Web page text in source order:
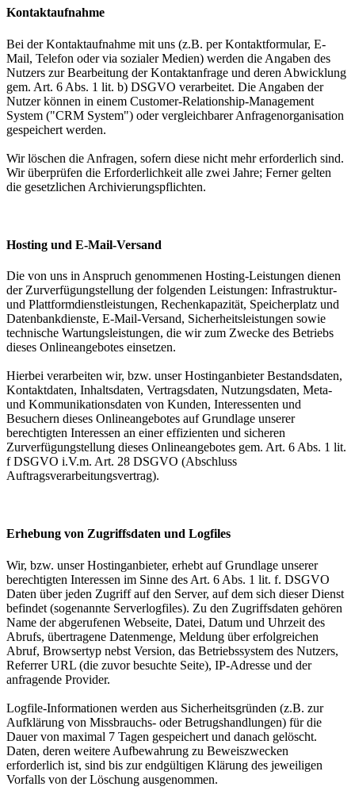
Kontaktaufnahme
Bei der Kontaktaufnahme mit uns (z.B. per Kontaktformular, E-
Mail, Telefon oder via sozialer Medien) werden die Angaben des
Nutzers zur Bearbeitung der Kontaktanfrage und deren Abwicklung
gem. Art. 6 Abs. 1 lit. b) DSGVO verarbeitet. Die Angaben der
Nutzer können in einem Customer-Relationship-Management
System ("CRM System") oder vergleichbarer Anfragenorganisation
gespeichert werden.
Wir löschen die Anfragen, sofern diese nicht mehr erforderlich sind.
Wir überprüfen die Erforderlichkeit alle zwei Jahre; Ferner gelten
die gesetzlichen Archivierungspflichten.
Hosting und E-Mail-Versand
Die von uns in Anspruch genommenen Hosting-Leistungen dienen
der Zurverfügungstellung der folgenden Leistungen: Infrastruktur-
und Plattformdienstleistungen, Rechenkapazität, Speicherplatz und
Datenbankdienste, E-Mail-Versand, Sicherheitsleistungen sowie
technische Wartungsleistungen, die wir zum Zwecke des Betriebs
dieses Onlineangebotes einsetzen.
Hierbei verarbeiten wir, bzw. unser Hostinganbieter Bestandsdaten,
Kontaktdaten, Inhaltsdaten, Vertragsdaten, Nutzungsdaten, Meta-
und Kommunikationsdaten von Kunden, Interessenten und
Besuchern dieses Onlineangebotes auf Grundlage unserer
berechtigten Interessen an einer effizienten und sicheren
Zurverfügungstellung dieses Onlineangebotes gem. Art. 6 Abs. 1 lit.
f DSGVO i.V.m. Art. 28 DSGVO (Abschluss
Auftragsverarbeitungsvertrag).
Erhebung von Zugriffsdaten und Logfiles
Wir, bzw. unser Hostinganbieter, erhebt auf Grundlage unserer
berechtigten Interessen im Sinne des Art. 6 Abs. 1 lit. f. DSGVO
Daten über jeden Zugriff auf den Server, auf dem sich dieser Dienst
befindet (sogenannte Serverlogfiles). Zu den Zugriffsdaten gehören
Name der abgerufenen Webseite, Datei, Datum und Uhrzeit des
Abrufs, übertragene Datenmenge, Meldung über erfolgreichen
Abruf, Browsertyp nebst Version, das Betriebssystem des Nutzers,
Referrer URL (die zuvor besuchte Seite), IP-Adresse und der
anfragende Provider.
Logfile-Informationen werden aus Sicherheitsgründen (z.B. zur
Aufklärung von Missbrauchs- oder Betrugshandlungen) für die
Dauer von maximal 7 Tagen gespeichert und danach gelöscht.
Daten, deren weitere Aufbewahrung zu Beweiszwecken
erforderlich ist, sind bis zur endgültigen Klärung des jeweiligen
Vorfalls von der Löschung ausgenommen.